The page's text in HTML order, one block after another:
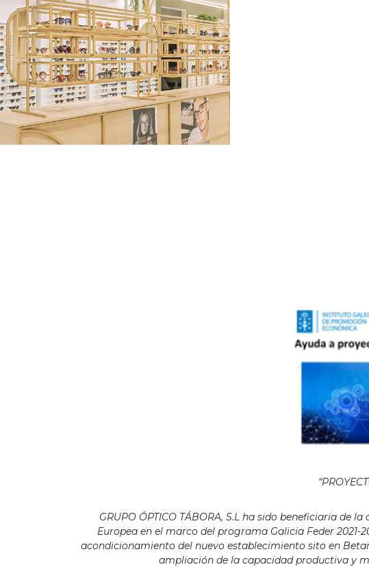
GRUPO ÓPTICO TÁBORA, S.L ha sido beneficiaria
Europea en el marco del programa Galicia Feder 2021-
acondicionamiento del nuevo establecimiento sito en
ampliación de la capacidad productiva y